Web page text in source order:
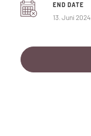
END DATE
13. Juni 2024